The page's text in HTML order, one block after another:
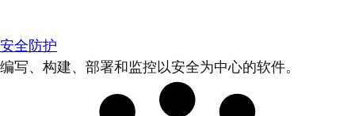
安全防护
编写、构建、部署和监控以安全为中心的软件。